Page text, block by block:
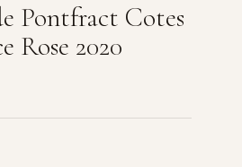
Pontfract Cotes
Rose 2020